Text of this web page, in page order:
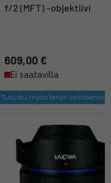
f/2 (MFT) -objektiivi
609,00 €
Ei saatavilla
Tutustu myös tähän